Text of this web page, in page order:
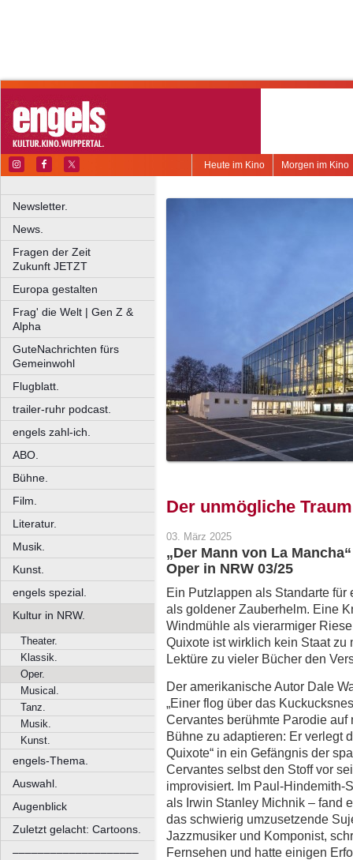
Morgen im Kino
Heute im Kino
Newsletter.
News.
Fragen der Zeit
Zukunft JETZT
Europa gestalten
Frag' die Welt | Gen Z &
Alpha
GuteNachrichten fürs
Gemeinwohl
Flugblatt.
trailer-ruhr podcast.
engels zahl-ich.
ABO.
Bühne.
Film.
Literatur.
Musik.
Kunst.
engels spezial.
Kultur in NRW.
Theater.
Klassik.
Oper.
Musical.
Tanz.
Musik.
Kunst.
engels-Thema.
Auswahl.
Augenblick
Zuletzt gelacht: Cartoons.
––––––––––––––––––––
Der unmögliche Traum
03. März 2025
„Der Mann von La
Oper in NRW 03/25
Ein Putzlappen als Standarte
als goldener Zauberhelm. Eine
Windmühle als vierarmiger
Quixote ist wirklich kein Staat zu
Lektüre zu vieler Bücher den
Der amerikanische Autor Dale
„Einer flog über das
Cervantes berühmte Parodie
Bühne zu adaptieren: Er verlegt
Quixote“ in ein Gefängnis der
Cervantes selbst den Stoff vor
improvisiert. Im Paul-Hindemith-
als Irwin Stanley Michnik – fand
das schwierig umzusetzende
Jazzmusiker und Komponist,
Fernsehen und hatte einigen